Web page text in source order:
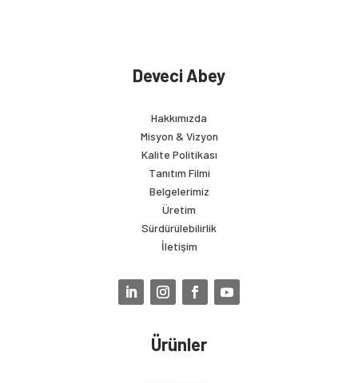
Deveci Abey
Hakkımızda
Misyon & Vizyon
Kalite Politikası
Tanıtım Filmi
Belgelerimiz
Üretim
Sürdürülebilirlik
İletişim
Ürünler